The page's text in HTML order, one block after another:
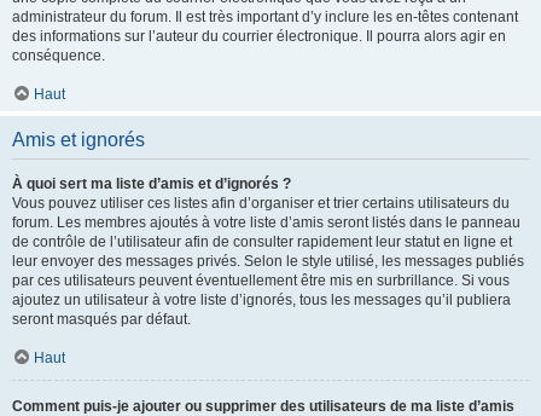
administrateur du forum. Il est très important d’y inclure les en-têtes contenant
des informations sur l’auteur du courrier électronique. Il pourra alors agir en
conséquence.
Haut
Amis et ignorés
À quoi sert ma liste d’amis et d’ignorés ?
Vous pouvez utiliser ces listes afin d’organiser et trier certains utilisateurs du
forum. Les membres ajoutés à votre liste d’amis seront listés dans le panneau
de contrôle de l’utilisateur afin de consulter rapidement leur statut en ligne et
leur envoyer des messages privés. Selon le style utilisé, les messages publiés
par ces utilisateurs peuvent éventuellement être mis en surbrillance. Si vous
ajoutez un utilisateur à votre liste d’ignorés, tous les messages qu’il publiera
seront masqués par défaut.
Haut
Comment puis-je ajouter ou supprimer des utilisateurs de ma liste d’amis